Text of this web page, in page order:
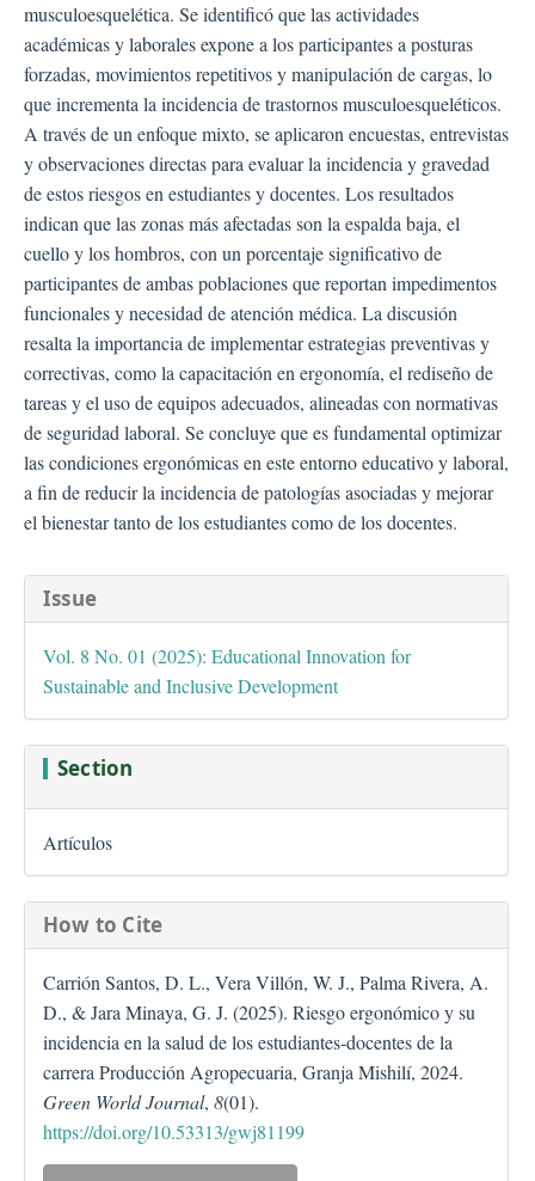
musculoesquelética. Se identificó que las actividades
académicas y laborales expone a los participantes a posturas
forzadas, movimientos repetitivos y manipulación de cargas, lo
que incrementa la incidencia de trastornos musculoesqueléticos.
A través de un enfoque mixto, se aplicaron encuestas, entrevistas
y observaciones directas para evaluar la incidencia y gravedad
de estos riesgos en estudiantes y docentes. Los resultados
indican que las zonas más afectadas son la espalda baja, el
cuello y los hombros, con un porcentaje significativo de
participantes de ambas poblaciones que reportan impedimentos
funcionales y necesidad de atención médica. La discusión
resalta la importancia de implementar estrategias preventivas y
correctivas, como la capacitación en ergonomía, el rediseño de
tareas y el uso de equipos adecuados, alineadas con normativas
de seguridad laboral. Se concluye que es fundamental optimizar
las condiciones ergonómicas en este entorno educativo y laboral,
a fin de reducir la incidencia de patologías asociadas y mejorar
el bienestar tanto de los estudiantes como de los docentes.
Issue
Vol. 8 No. 01 (2025): Educational Innovation for
Sustainable and Inclusive Development
Section
Artículos
How to Cite
Carrión Santos, D. L., Vera Villón, W. J., Palma Rivera, A.
D., & Jara Minaya, G. J. (2025). Riesgo ergonómico y su
incidencia en la salud de los estudiantes-docentes de la
carrera Producción Agropecuaria, Granja Mishilí, 2024.
Green World Journal, 8(01).
https://doi.org/10.53313/gwj81199